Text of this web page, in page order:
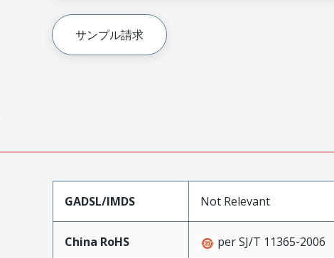
サンプル請求
GADSL/IMDS Not Relevant
China RoHS per SJ/T 11365-2006